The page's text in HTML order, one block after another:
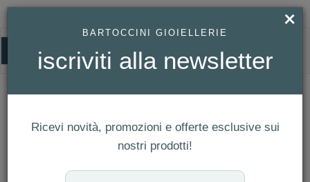
HOMEPAGE
OROLOGIO FREDERIQUE CONSTANT UOMO MANUFACTURE CLASSIC
Orologio Frederique Constant Uomo
Manufacture Classic Perpetual
Calendar Ref. FC-776S3H6
×
BARTOCCINI GIOIELLERIE
iscriviti alla newsletter
Ricevi novità, promozioni e offerte esclusive sui
nostri prodotti!